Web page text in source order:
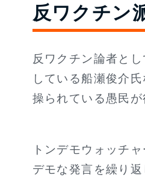
反ワクチン
反ワクチン論者と
している船瀬俊介
操られている愚民
トンデモウォッチ
デモな発言を繰り